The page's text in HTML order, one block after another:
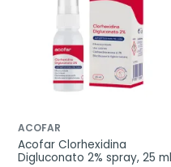
ACOFAR
Acofar Clorhexidina
Digluconato 2% spray, 25 ml